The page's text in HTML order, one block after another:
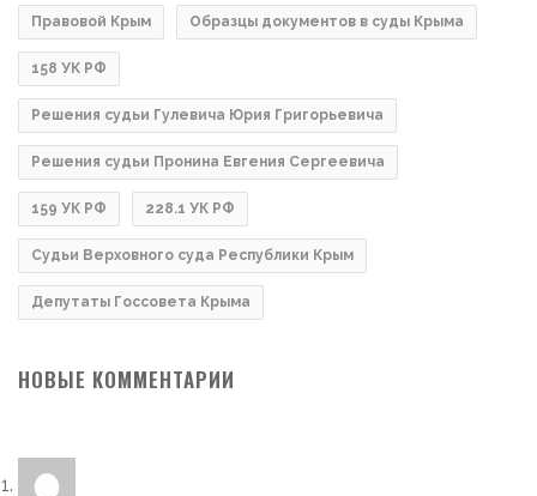
Правовой Крым Образцы документов в суды Крыма
158 УК РФ
Решения судьи Гулевича Юрия Григорьевича
Решения судьи Пронина Евгения Сергеевича
159 УК РФ 228.1 УК РФ
Судьи Верховного суда Республики Крым
Депутаты Госсовета Крыма
НОВЫЕ КОММЕНТАРИИ